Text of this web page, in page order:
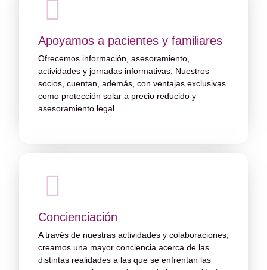
Apoyamos a pacientes y familiares
Ofrecemos información, asesoramiento,
actividades y jornadas informativas. Nuestros
socios, cuentan, además, con ventajas exclusivas
como protección solar a precio reducido y
asesoramiento legal.
Concienciación
A través de nuestras actividades y colaboraciones,
creamos una mayor conciencia acerca de las
distintas realidades a las que se enfrentan las